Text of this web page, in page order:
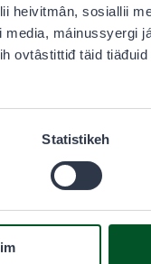
heivitmân, sosiallii
máinussyergi
ovtâstittiđ täid
Statistikeh
já
Meccihaldâttâs
siijđoin Eräluvat.fi-
puáhtá